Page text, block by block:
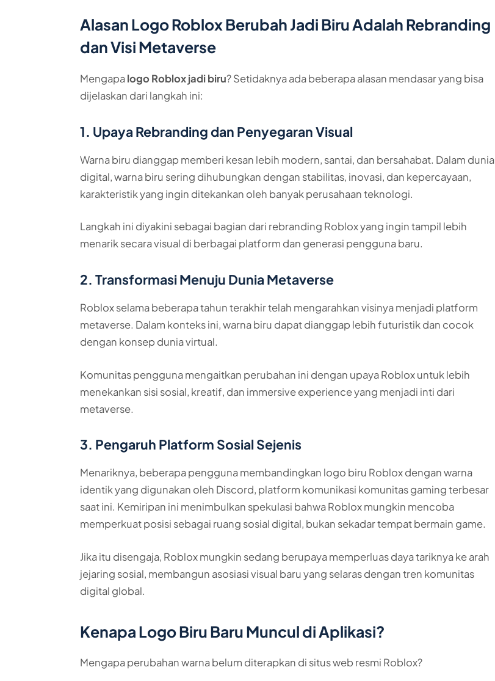
Alasan Logo Roblox Berubah Jadi Biru Adalah Rebranding
dan Visi Metaverse
Mengapalogo Roblox jadi biru? Setidaknya ada beberapa alasan mendasar yang bisa
dijelaskan dari langkah ini:
1. Upaya Rebranding dan Penyegaran Visual
Warna biru dianggap memberi kesan lebih modern, santai, dan bersahabat. Dalam dunia
digital, warna biru sering dihubungkan dengan stabilitas, inovasi, dan kepercayaan,
karakteristik yang ingin ditekankan oleh banyak perusahaan teknologi.
Langkah ini diyakini sebagai bagian dari rebranding Roblox yang ingin tampil lebih
menarik secara visual di berbagai platform dan generasi pengguna baru.
2. Transformasi Menuju Dunia Metaverse
Roblox selama beberapa tahun terakhir telah mengarahkan visinya menjadi platform
metaverse. Dalam konteks ini, warna biru dapat dianggap lebih futuristik dan cocok
dengan konsep dunia virtual.
Komunitas pengguna mengaitkan perubahan ini dengan upaya Roblox untuk lebih
menekankan sisi sosial, kreatif, dan immersive experience yang menjadi inti dari
metaverse.
3. Pengaruh Platform Sosial Sejenis
Menariknya, beberapa pengguna membandingkan logo biru Roblox dengan warna
identik yang digunakan oleh Discord, platform komunikasi komunitas gaming terbesar
saat ini. Kemiripan ini menimbulkan spekulasi bahwa Roblox mungkin mencoba
memperkuat posisi sebagai ruang sosial digital, bukan sekadar tempat bermain game.
Jika itu disengaja, Roblox mungkin sedang berupaya memperluas daya tariknya ke arah
jejaring sosial, membangun asosiasi visual baru yang selaras dengan tren komunitas
digital global.
Kenapa Logo Biru Baru Muncul di Aplikasi?
Mengapa perubahan warna belum diterapkan di situs web resmi Roblox?